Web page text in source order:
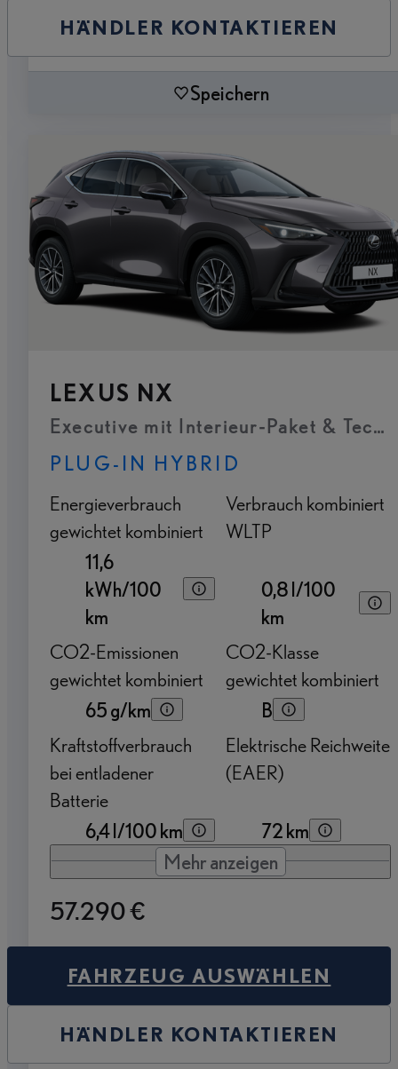
HÄNDLER KONTAKTIEREN
Speichern
LEXUS NX
Executive mit Interieur-Paket &
PLUG-IN HYBRID
Energieverbrauch
gewichtet kombiniert
11,6
kWh/100
km
Verbrauch kombiniert
WLTP
0,8 l/100
km
CO2-Emissionen
gewichtet kombiniert
65 g/km
CO2-Klasse
gewichtet kombiniert
B
Kraftstoffverbrauch
bei entladener
Batterie
6,4 l/100 km
Elektrische Reichweite
(EAER)
72 km
Mehr anzeigen
57.290 €
FAHRZEUG AUSWÄHLEN
HÄNDLER KONTAKTIEREN